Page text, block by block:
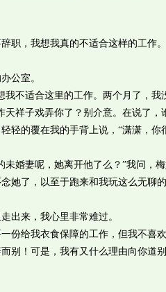
，我想我真的不适合这样的工作。
公室。
不适合这里的工作。两个月了，我
天祥子戏弄你了？别介意。在说了，
的覆在我的手背上说，“潇潇，你
婚妻呢，她离开他了么？”我问，梅
了，以至于跑来和我玩这么无聊的
来，我心里非常难过。
给我衣食保障的工作，但我不喜欢
！可是，我有又什么理由向你道别